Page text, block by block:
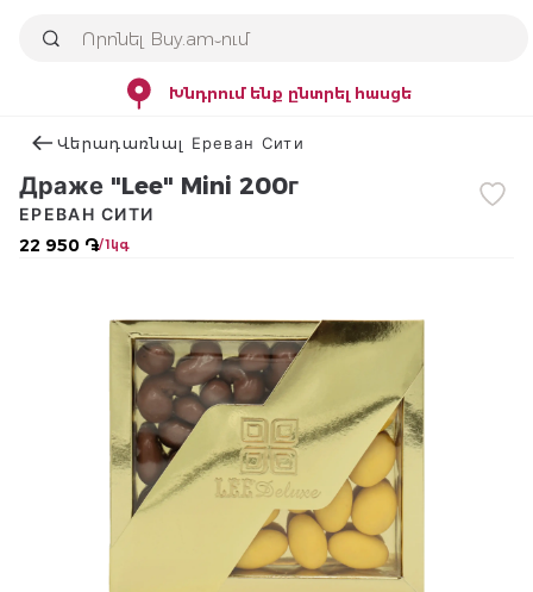
Խնդրում ենք ընտրել հասցե
Վերադառնալ Ереван Сити
Драже "Lee" Mini 200г
22 950 ֏/ 1կգ
ЕРЕВАН СИТИ